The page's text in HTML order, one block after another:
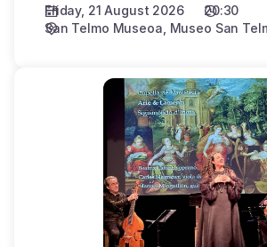
Friday, 21 August 2026
20:30
San Telmo Museoa Museo San